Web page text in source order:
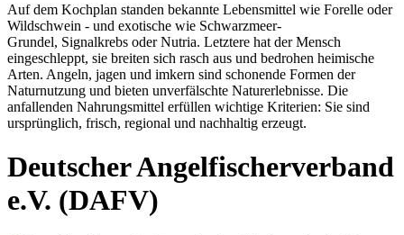
Auf dem Kochplan standen bekannte Lebensmittel wie Forelle oder
Wildschwein - und exotische wie Schwarzmeer-
Grundel, Signalkrebs oder Nutria. Letztere hat der Mensch
eingeschleppt, sie breiten sich rasch aus und bedrohen heimische
Arten. Angeln, jagen und imkern sind schonende Formen der
Naturnutzung und bieten unverfälschte Naturerlebnisse. Die
anfallenden Nahrungsmittel erfüllen wichtige Kriterien: Sie sind
ursprünglich, frisch, regional und nachhaltig erzeugt.
Deutscher Angelfischerverband
e.V. (DAFV)